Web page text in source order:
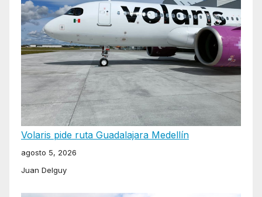
Volaris pide ruta Guadalajara Medellín
agosto 5, 2026
Juan Delguy